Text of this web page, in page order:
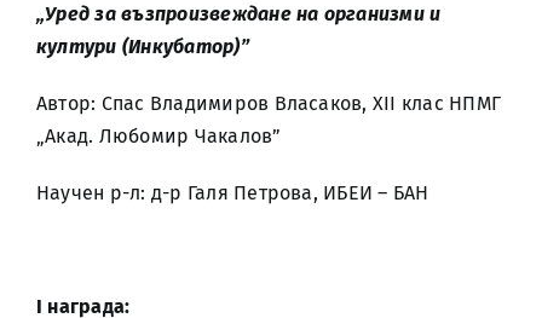
„Уред за възпроизвеждане на организми и
култури (Инкубатор)”
Автор: Спас Владимиров Власаков, XII клас НПМГ
„Акад. Любомир Чакалов”
Научен р-л: д-р Галя Петрова, ИБЕИ – БАН
І награда: